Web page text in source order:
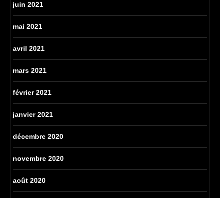
juin 2021
mai 2021
avril 2021
mars 2021
février 2021
janvier 2021
décembre 2020
novembre 2020
août 2020